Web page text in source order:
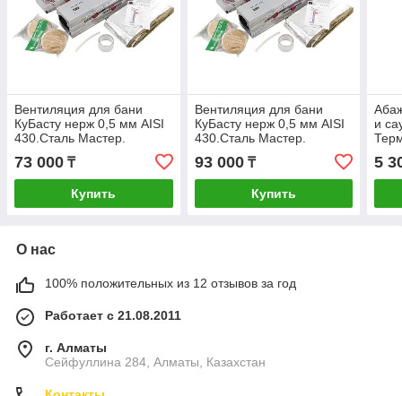
Вентиляция для бани
КуБасту нерж 0,5 мм AISI
430.Сталь Мастер.
(Горизонтальная).
73 000 ₸
Купить
Вентиляция для бани
КуБасту нерж 0,5 мм AISI
430.Сталь Мастер.
(Вертикальная).
93 000₸
Купить
и
5
О нас
100% положительных из 12 отзывов за год
Работает с 21.08.2011
г. Алматы
Сейфуллина 284, Алматы, Казахстан